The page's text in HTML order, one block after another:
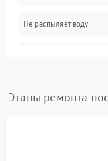
Программное
Не распыляет воду
воды
Этапы ремонта